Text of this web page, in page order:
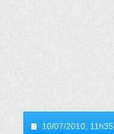
10/07/2010, 11h35